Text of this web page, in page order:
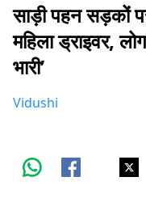
साड़ी पहन सड़कों
महिला ड्राइवर,
भारी’
Vidushi